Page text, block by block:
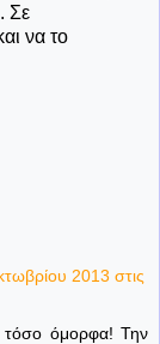
Σε
να το
2013 στις
τόσο όμορφα! Την